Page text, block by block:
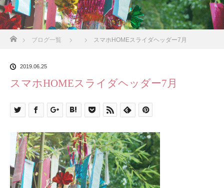
ブログ一覧 スマホHOMEスライダヘッダー7月
2019.06.25
スマホHOMEスライダヘッダー7月